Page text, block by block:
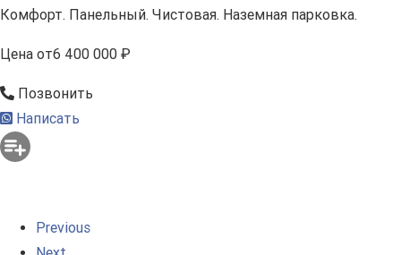
Комфорт. Панельный. Чистовая. Наземная парковка.
Цена от6 400 000 ₽
Позвонить
Написать
Previous